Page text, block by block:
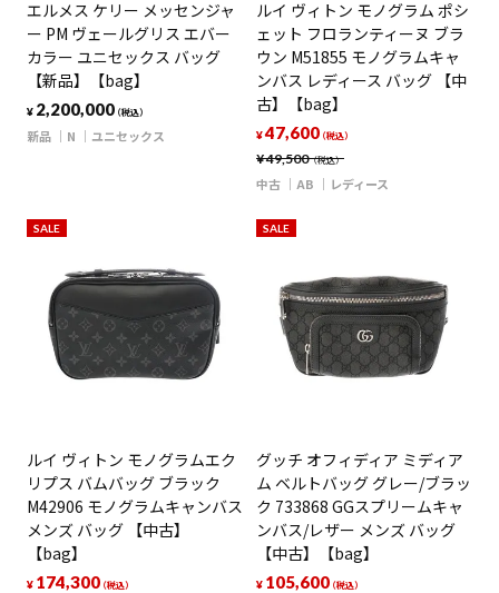
エルメス ケリー メッセンジャ
ー PM ヴェールグリス エバー
カラー ユニセックス バッグ
【新品】【bag】
¥ 2,200,000（税込）
新品 N ユニセックス
ルイ ヴィトン モノグラム ポシ
ェット フロランティーヌ ブラ
ウン M51855 モノグラムキャ
ンバス レディース バッグ 【中
古】【bag】
¥49,500（税込）
¥47,600（税込）
中古 AB レディース
SALE
ルイ ヴィトン モノグラムエク
リプス バムバッグ ブラック
M42906 モノグラムキャンバス
メンズ バッグ 【中古】
【bag】
¥ 174,300（税込）
SALE
グッチ オフィディア ミディア
ム ベルトバッグ グレー/ブラッ
ク 733868 GGスプリームキャ
ンバス/レザー メンズ バッグ
【中古】【bag】
¥ 105,600（税込）